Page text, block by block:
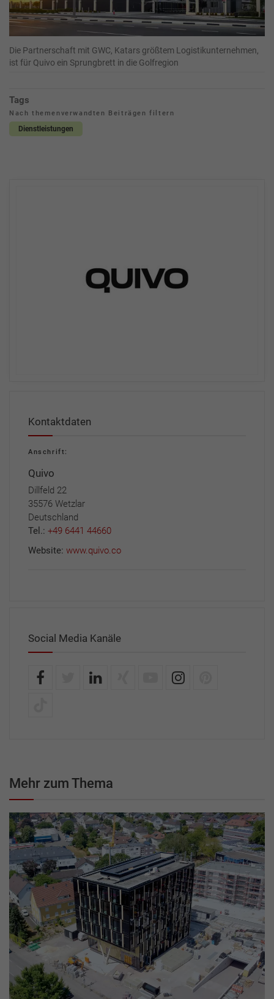
Die Partnerschaft mit GWC, Katars größtem Logistikunternehmen,
ist für Quivo ein Sprungbrett in die Golfregion
Tags
Nach themenverwandten Beiträgen filtern
Dienstleistungen
Kontaktdaten
Anschrift:
Quivo
Dillfeld 22
35576 Wetzlar
Deutschland
Tel.: +49 6441 44660
Website: www.quivo.co
Social Media Kanäle
Mehr zum Thema